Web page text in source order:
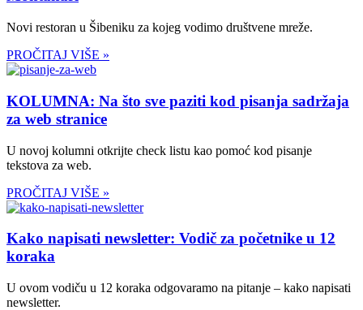
Novi restoran u Šibeniku za kojeg vodimo društvene mreže.
PROČITAJ VIŠE »
KOLUMNA: Na što sve paziti kod pisanja sadržaja
za web stranice
U novoj kolumni otkrijte check listu kao pomoć kod pisanje
tekstova za web.
PROČITAJ VIŠE »
Kako napisati newsletter: Vodič za početnike u 12
koraka
U ovom vodiču u 12 koraka odgovaramo na pitanje – kako napisati
newsletter.